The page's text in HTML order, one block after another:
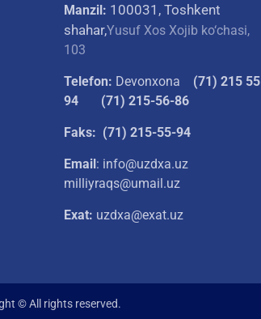
Manzil: 100031, Toshkent
shahar,Yusuf Xos Xojib ko‘chasi,
103
Telefon: Devonxona (71) 215 55
94
(71) 215-56-86
Faks: (71) 215-55-94
Email: info@uzdxa.uz
milliyraqs@umail.uz
Exat: uzdxa@exat.uz
© All rights reserved.